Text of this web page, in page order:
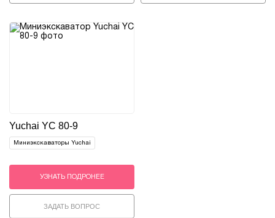
Yuchai YC 80-9
Миниэкскаваторы Yuchai
УЗНАТЬ ПОДРОНЕЕ
ЗАДАТЬ ВОПРОС